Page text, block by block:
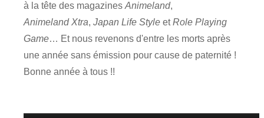
à la tête des magazines Animeland,
Animeland Xtra, Japan Life Style etRole Playing
Game… Et nous revenons d'entre les morts après
une année sans émission pour cause de paternité !
Bonne année à tous !!